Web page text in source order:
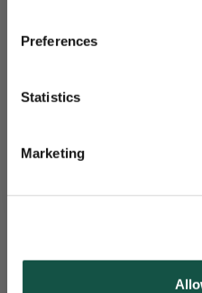
Preferences
Statistics
Marketing
zorgt ervoor
gemonitord